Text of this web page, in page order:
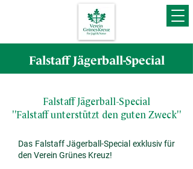
Falstaff Jägerball-Special
Falstaff Jägerball-Special
"Falstaff unterstützt den guten Zweck"
Das Falstaff Jägerball-Special exklusiv für
den Verein Grünes Kreuz!